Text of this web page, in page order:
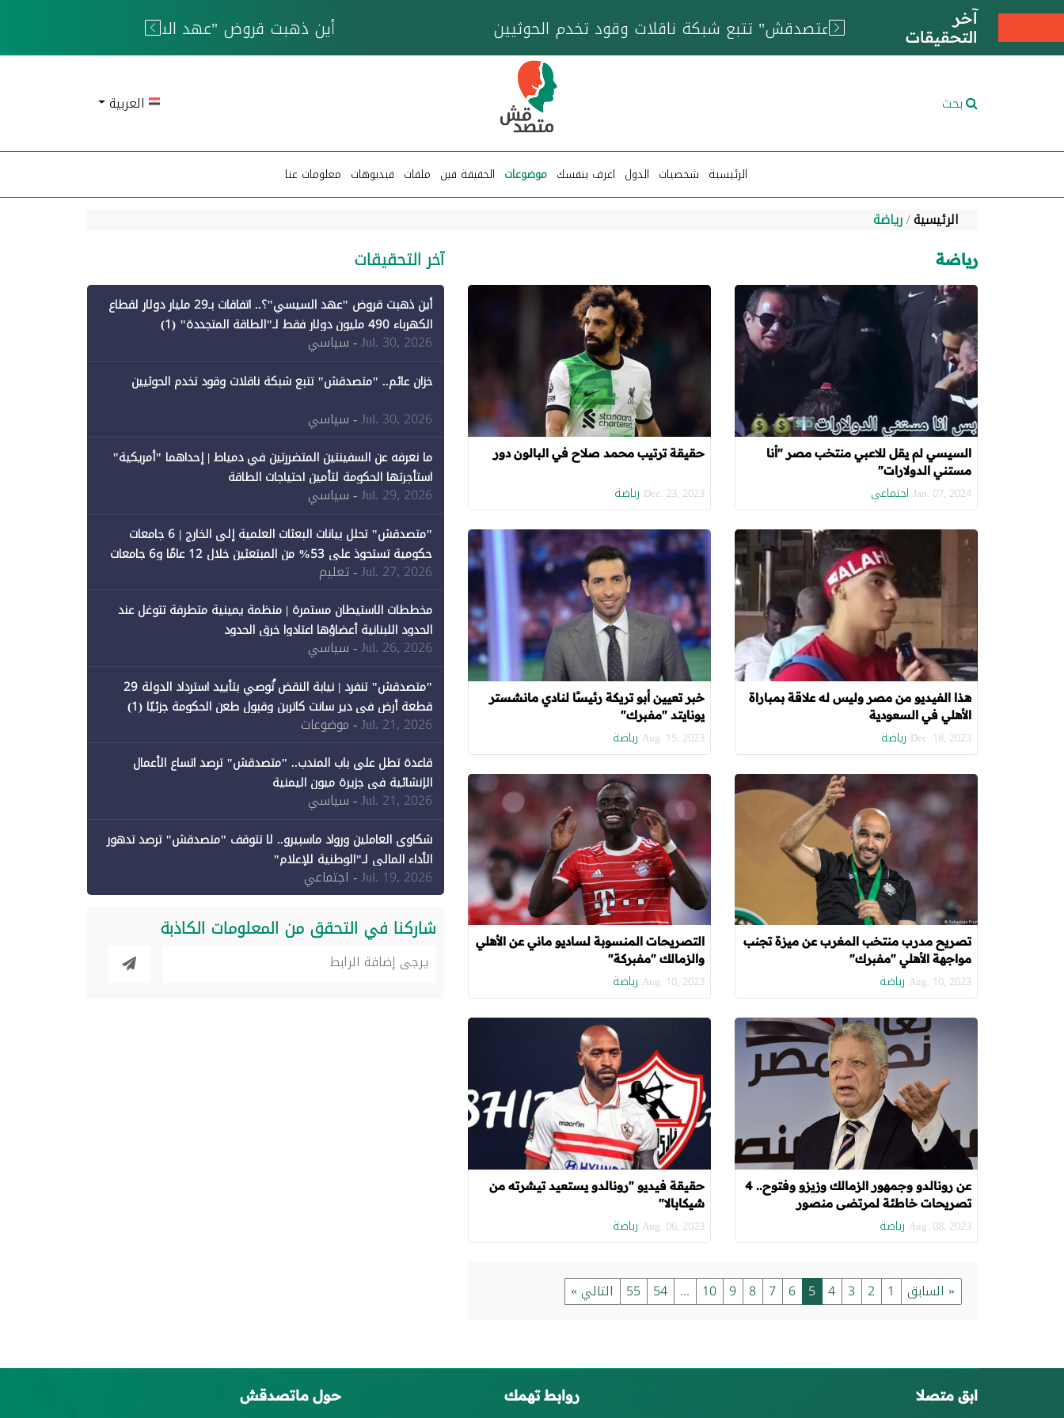
آخر
التحقيقات
خزان عائم.. "متصدقش" تتبع شبكة ناقلات وقود تخدم الحوثيين
بحث العربية
الرئيسية شخصيات الدول اعرف بنفسك موضوعات الحقيقة فين ملفات فيديوهات معلومات عنا
الرئيسية رياضة
رياضة
السيسي لم يقل للاعبي منتخب مصر "أنا
مستني الدولارات"
Jan. 07, 2024 اجتماعي
حقيقة ترتيب محمد صلاح في البالون دور
Dec. 23, 2023 رياضة
هذا الفيديو من مصر وليس له علاقة بمباراة
الأهلي في السعودية
Dec. 18, 2023 رياضة
خبر تعيين أبو تريكة رئيسًا لنادي مانشستر
يونايتد "مفبرك"
Aug. 15, 2023 رياضة
تصريح مدرب منتخب المغرب عن ميزة تجنب
مواجهة الأهلي "مفبرك"
Aug. 10, 2023 رياضة
التصريحات المنسوبة لساديو ماني عن الأهلي
والزمالك "مفبركة"
Aug. 10, 2023 رياضة
عن رونالدو وجمهور الزمالك وزيزو وفتوح.. 4
تصريحات خاطئة لمرتضى منصور
Aug. 08, 2023 رياضة
حقيقة فيديو "رونالدو يستعيد تيشرته من
شيكابالا"
Aug. 06, 2023 رياضة
« السابق 1
2
3
4
5
6
7
8
9
10
...
54
55 التالي »
آخر التحقيقات
أين ذهبت قروض "عهد السيسي"؟.. اتفاقات بـ29 مليار دولار لقطاع
الكهرباء 490 مليون دولار فقط لـ"الطاقة المتجددة" (1)
Jul. 30, 2026- سياسي
خزان عائم.. "متصدقش" تتبع شبكة ناقلات وقود تخدم الحوثيين
Jul. 30, 2026- سياسي
ما نعرفه عن السفينتين المتضررتين في دمياط | إحداهما "أمريكية"
استأجرتها الحكومة لتأمين احتياجات الطاقة
Jul. 29, 2026- سياسي
"متصدقش" تحلل بيانات البعثات العلمية إلى الخارج | 6 جامعات
حكومية تستحوذ على 53% من المبتعثين خلال 12 عامًا و6 جامعات
كان نصيبها 1% فقط
Jul. 27, 2026- تعليم
مخططات الاستيطان مستمرة | منظمة يمينية متطرفة تتوغل عند
الحدود اللبنانية أعضاؤها اعتادوا خرق الحدود
Jul. 26, 2026- سياسي
"متصدقش" تنفرد | نيابة النقض تُوصي بتأييد استرداد الدولة 29
قطعة أرض في دير سانت كاترين وقبول طعن الحكومة جزئيًا (1)
Jul. 21, 2026- موضوعات
قاعدة تطل على باب المندب.. "متصدقش" ترصد اتساع الأعمال
الإنشائية في جزيرة ميون اليمنية
Jul. 21, 2026- سياسي
شكاوى العاملين ورواد ماسبيرو.. لا تتوقف "متصدقش" ترصد تدهور
الأداء المالي لـ"الوطنية للإعلام"
Jul. 19, 2026- اجتماعي
شاركنا في التحقق من المعلومات الكاذبة
ابق متصلا روابط تهمك حول ماتصدقش